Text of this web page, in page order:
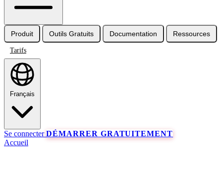
Produit Outils Gratuits Documentation Ressources
Tarifs
Français
Se connecterDÉMARRER GRATUITEMENT
Accueil